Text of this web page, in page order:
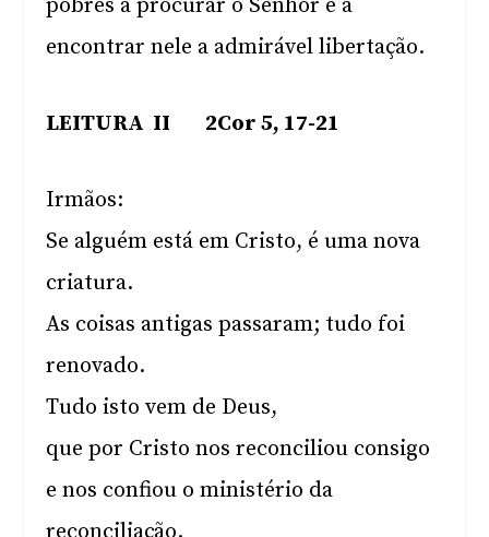
pobres a procurar o Senhor e a
encontrar nele a admirável libertação.
LEITURA II 2Cor 5, 17-21
Irmãos:
Se alguém está em Cristo, é uma nova
criatura.
As coisas antigas passaram; tudo foi
renovado.
Tudo isto vem de Deus,
que por Cristo nos reconciliou consigo
e nos confiou o ministério da